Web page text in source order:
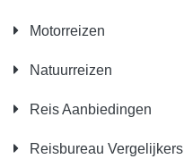
Motorreizen
Natuurreizen
Reis Aanbiedingen
Reisbureau Vergelijkers